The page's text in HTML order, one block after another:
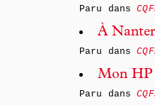
Paru dans
À
Paru dans
Mon HP
Paru dans